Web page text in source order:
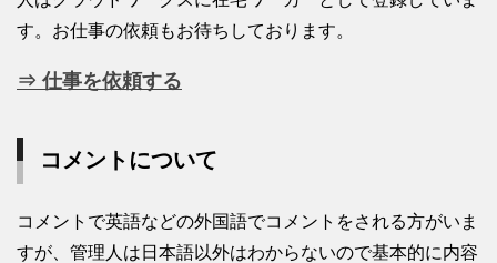
す。お仕事の依頼もお待ちしております。
⇒ 仕事を依頼する
コメントについて
コメントで英語などの外国語でコメントをされる方がいま
すが、管理人は日本語以外はわからないので基本的に内容